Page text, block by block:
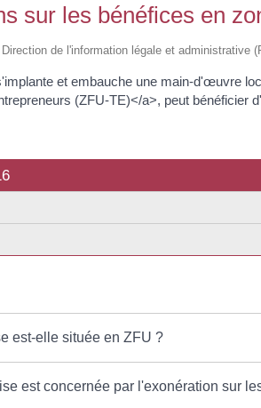
sur les bénéfices en
de l'information légale et administrative
et embauche une main-d'œuvre
(ZFU-TE)</a>, peut
est-elle située en ZFU ?
est concernée par l'exonération sur